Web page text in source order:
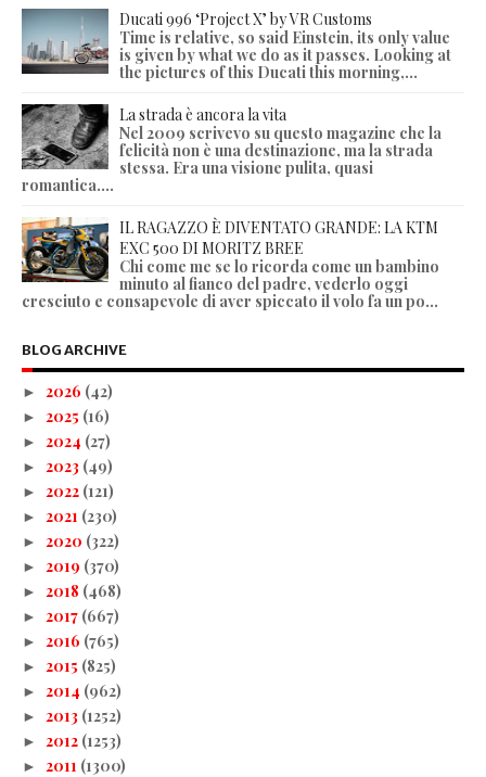
Ducati 996 ‘Project X’ by VR Customs
Time is relative, so said Einstein, its only value
is given by what we do as it passes. Looking at
the pictures of this Ducati this morning,...
La strada è ancora la vita
Nel 2009 scrivevo su questo magazine che la
felicità non è una destinazione, ma la strada
stessa. Era una visione pulita, quasi
romantica....
IL RAGAZZO È DIVENTATO GRANDE: LA KTM
EXC 500 DI MORITZ BREE
Chi come me se lo ricorda come un bambino
minuto al fianco del padre, vederlo oggi
cresciuto e consapevole di aver spiccato il volo fa un po...
BLOG ARCHIVE
► 2026 (42)
► 2025 (16)
► 2024 (27)
► 2023 (49)
► 2022 (121)
► 2021 (230)
► 2020 (322)
► 2019 (370)
► 2018 (468)
► 2017 (667)
► 2016 (765)
► 2015 (825)
► 2014 (962)
► 2013 (1252)
► 2012 (1253)
► 2011 (1300)